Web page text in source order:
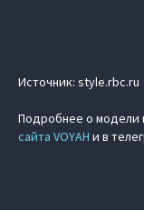
Источник: style.rbc.ru
Подробнее о модели
сайта VOYAH и в